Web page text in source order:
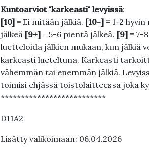
Kuntoarviot "karkeasti" levyissä:
[10]= Ei mitään jälkiä. [10-] = 1-2
jälkeä [9+]= 5-6 pientä jälkeä. [9] = 7-
luetteloida jälkien mukaan, kun jälkiä
karkeasti lueteltuna. Karkeasti
vähemmän tai enemmän jälkiä.
toimisi ehjässä toistolaitteessa joka
**************************
D11A2
Lisätty valikoimaan: 06.04.2026